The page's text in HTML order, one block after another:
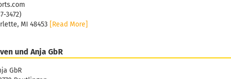
3472)
MI 48453 [Read More]
und Anja GbR
GbR